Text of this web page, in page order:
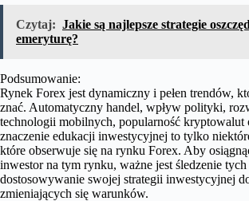
Czytaj: Jakie są najlepsze strategie
emeryturę?
Podsumowanie:
Rynek Forex jest dynamiczny i pełen trendów,
znać. Automatyczny handel, wpływ polityki,
technologii mobilnych, popularność kryptowalut
znaczenie edukacji inwestycyjnej to tylko
które obserwuje się na rynku Forex. Aby
inwestor na tym rynku, ważne jest śledzenie
dostosowywanie swojej strategii inwestycyjnej
zmieniających się warunków.